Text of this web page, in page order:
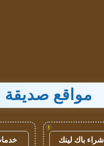
مواقع صديقة
!
شراء باك لينك